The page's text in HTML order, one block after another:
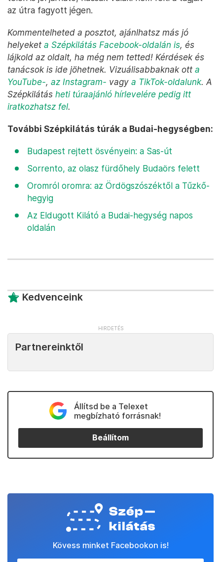
az útra fagyott jégen.
Kommentelheted a posztot, ajánlhatsz más jó
helyeket a Szépkilátás Facebook-oldalán is, és
lájkold az oldalt, ha még nem tetted! Kérdések és
tanácsok is ide jöhetnek. Vizuálisabbaknak ott a
YouTube-, az Instagram- vagy a TikTok-oldalunk. A
Szépkilátás heti túraajánló hírlevelére pedig itt
iratkozhatsz fel.
További Szépkilátás túrák a Budai-hegységben:
Budapest rejtett ösvényein: a Sas-út
Sorrento, az olasz fürdőhely Budaörs felett
Oromról oromra: az Ördögszószéktől a Tűzkő-
hegyig
Az Eldugott Kilátó a Budai-hegység napos
oldalán
Kedvenceink
Partnereinktől
Állítsd be a Telexet
megbízható forrásnak!
Beállítom
Kövess minket Facebookon is!